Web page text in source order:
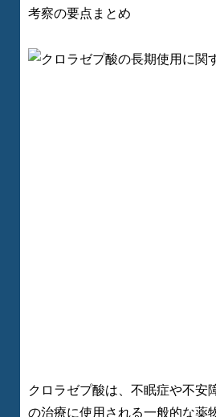
クロラゼプ酸は、不眠症や不安
の治療に使用される一般的な薬